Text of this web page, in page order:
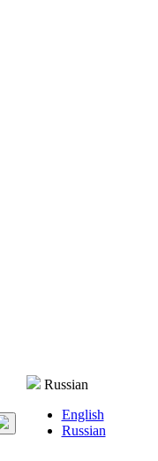
Russian
English
Russian